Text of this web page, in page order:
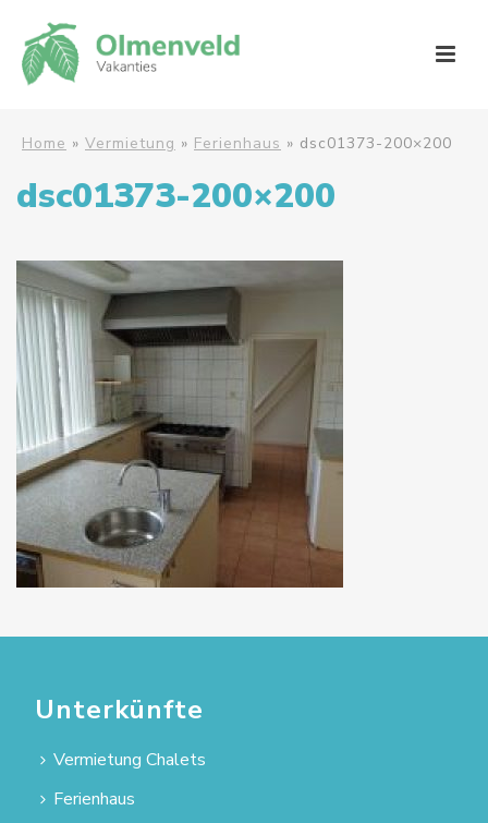
Home » Vermietung » Ferienhaus » dsc01373-200×200
dsc01373-200×200
Unterkünfte
Vermietung Chalets
Ferienhaus